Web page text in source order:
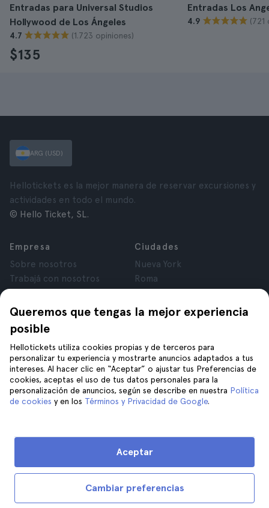
Entradas para Universal Studios
Hollywood de Los Ángeles
4.7 (1.723 opiniones)
$135
Entradas Los
4.9 (721
Queremos que tengas la mejor experiencia
posible
Hellotickets utiliza cookies propias y de terceros para
personalizar tu experiencia y mostrarte anuncios adaptados a tus
intereses. Al hacer clic en “Aceptar” o ajustar tus Preferencias de
cookies, aceptas el uso de tus datos personales para la
personalización de anuncios, según se describe en nuestra Política
de cookies y en los Términos y Privacidad de Google.
Cambiar preferencias
Aceptar
ARG (USD)
Hellotickets es la mejor manera de reservar excursiones y
actividades en todo el mundo.
© Hello Ticket, SL.
Empresa
Sobre nosotros
Trabajá con nosotros
Opiniones
Privacidad
Términos y Condiciones
Aviso Legal
Cookies
Ciudades
Nueva York
Roma
Londres
Granada
Tenerife
Ayuda
Unite a nosotros en